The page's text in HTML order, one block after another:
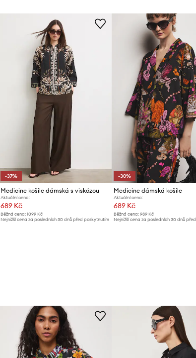
ID produktu
-37%
Medicine košile dámská s viskózou
Aktuální cena:
689 Kč
Běžná cena: 1099 Kč
Nejnižší cena za posledních 30 dnů před poskytnutím
-30%
Medicine dámská košile
Aktuální cena:
689 Kč
Běžná cena: 989 Kč
Nejnižší cena za posledních 30 dnů